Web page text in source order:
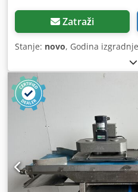
Zatraži
Stanje: novo, Godina